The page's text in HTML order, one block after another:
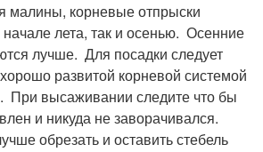
корневые отпрыски
начале лета, так и осенью. Осенние
лучше. Для посадки следует
развитой корневой системой
высаживании следите что бы
и никуда не заворачивался.
обрезать и оставить стебель